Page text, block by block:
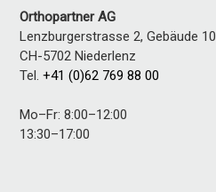
Orthopartner AG
Lenzburgerstrasse 2, Gebäude 10
CH-5702 Niederlenz
Tel.+41 (0)62 769 88 00
Mo–Fr: 8:00–12:00
13:30–17:00